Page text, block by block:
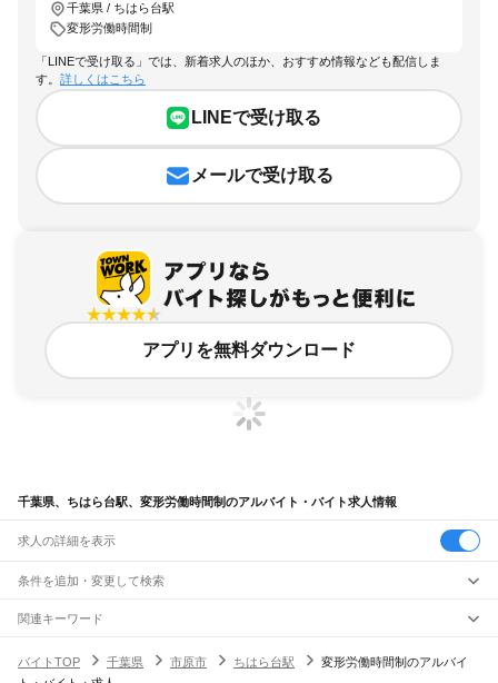
千葉県 / ちはら台駅
変形労働時間制
「LINEで受け取る」では、新着求人のほか、おすすめ情報なども配信しま
す。 詳しくはこちら
LINEで受け取る
メールで受け取る
アプリを無料ダウンロード
千葉県、ちはら台駅、変形労働時間制のアルバイト・バイト求人情報
求人の詳細を表示
条件を追加・変更して検索
市区町村を追加・変更
千葉県すべて
駅を追加・変更
関連キーワード
バイトTOP
千葉県 市原市 ちはら台駅
変形労働時間制のアルバイ